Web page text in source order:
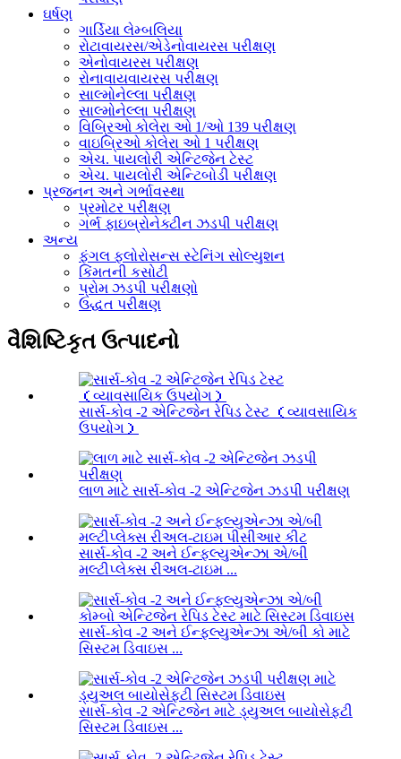
ઘર્ષણ
ગાર્ડિયા લેમ્બલિયા
રોટાવાયરસ/એડેનોવાયરસ પરીક્ષણ
એનોવાયરસ પરીક્ષણ
રોનાવાયવાયરસ પરીક્ષણ
સાલ્મોનેલ્લા પરીક્ષણ
સાલ્મોનેલ્લા પરીક્ષણ
વિબ્રિઓ કોલેરા ઓ 1/ઓ 139 પરીક્ષણ
વાઇબ્રિઓ કોલેરા ઓ 1 પરીક્ષણ
એચ. પાયલોરી એન્ટિજેન ટેસ્ટ
એચ. પાયલોરી એન્ટિબોડી પરીક્ષણ
પ્રજનન અને ગર્ભાવસ્થા
પ્રમોટર પરીક્ષણ
ગર્ભ ફાઇબ્રોનેક્ટીન ઝડપી પરીક્ષણ
અન્ય
ફંગલ ફ્લોરોસન્સ સ્ટેનિંગ સોલ્યુશન
કિંમતની કસોટી
પ્રોમ ઝડપી પરીક્ષણો
ઉદ્ધત પરીક્ષણ
વૈશિષ્ટિકૃત ઉત્પાદનો
સાર્સ-કોવ -2 એન્ટિજેન રેપિડ ટેસ્ટ （વ્યાવસાયિક
ઉપયોગ）
લાળ માટે સાર્સ-કોવ -2 એન્ટિજેન ઝડપી પરીક્ષણ
સાર્સ-કોવ -2 અને ઈન્ફલ્યુએન્ઝા એ/બી
મલ્ટીપ્લેક્સ રીઅલ-ટાઇમ ...
સાર્સ-કોવ -2 અને ઈન્ફલ્યુએન્ઝા એ/બી કો માટે
સિસ્ટમ ડિવાઇસ ...
સાર્સ-કોવ -2 એન્ટિજેન માટે ડ્યુઅલ બાયોસેફ્ટી
સિસ્ટમ ડિવાઇસ ...